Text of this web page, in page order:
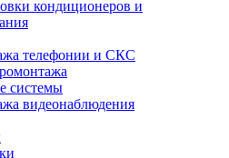
кондиционеров и
телефонии и СКС
системы
видеонаблюдения